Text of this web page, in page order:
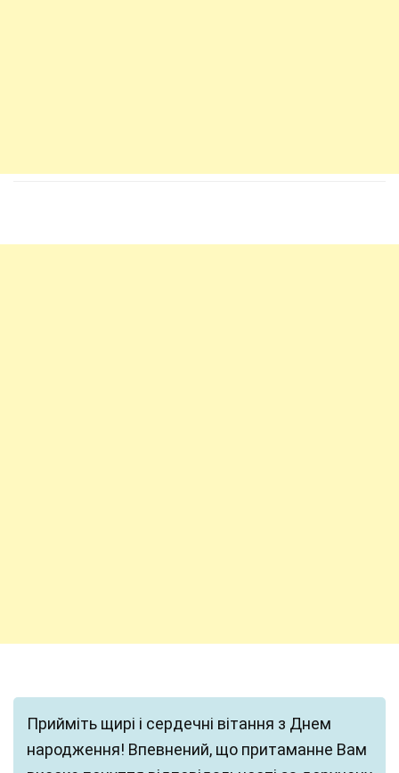
Прийміть щирі і сердечні вітання з Днем
народження! Впевнений, що притаманне Вам